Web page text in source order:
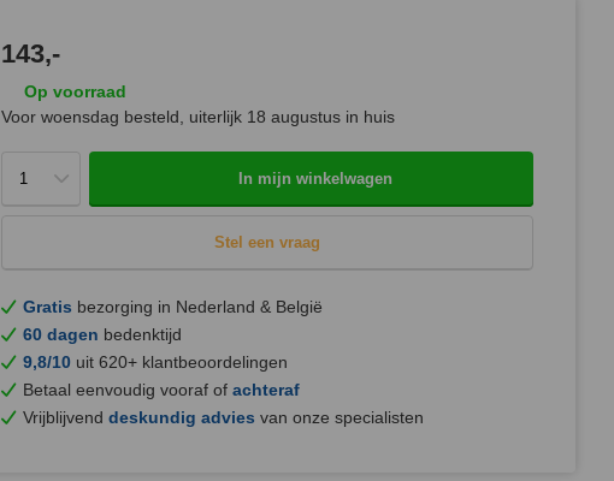
143,-
Op voorraad
Voor woensdag besteld, uiterlijk 18 augustus in huis
In mijn winkelwagen
Stel een vraag
Gratis bezorging in Nederland & België
60 dagen bedenktijd
9,8/10 uit 620+ klantbeoordelingen
Betaal eenvoudig vooraf of achteraf
Vrijblijvend deskundig advies van onze specialisten